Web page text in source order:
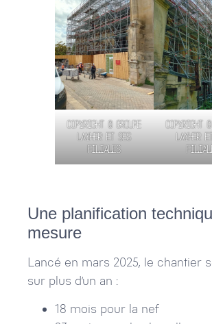
Copyright © Groupe
Layher et ses
filiales
Copyright ©
Layher
Une planification
mesure
Lancé en mars 2025, le chantier
sur plus d’un an :
18 mois pour la nef